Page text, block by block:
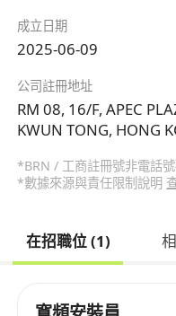
成立日期
2025-06-09
公司註冊地址
RM 08, 16/F, APEC
KWUN TONG, HONG
*BRN / 工商註冊號非電話
*數據來源與責任限制說明
在招職位 (1)